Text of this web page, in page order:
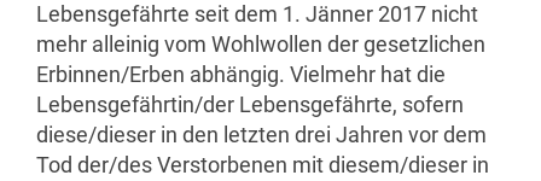
Lebensgefährte seit dem 1. Jänner 2017 nicht
mehr alleinig vom Wohlwollen der gesetzlichen
Erbinnen/Erben abhängig. Vielmehr hat die
Lebensgefährtin/der Lebensgefährte, sofern
diese/dieser in den letzten drei Jahren vor dem
Tod der/des Verstorbenen mit diesem/dieser in